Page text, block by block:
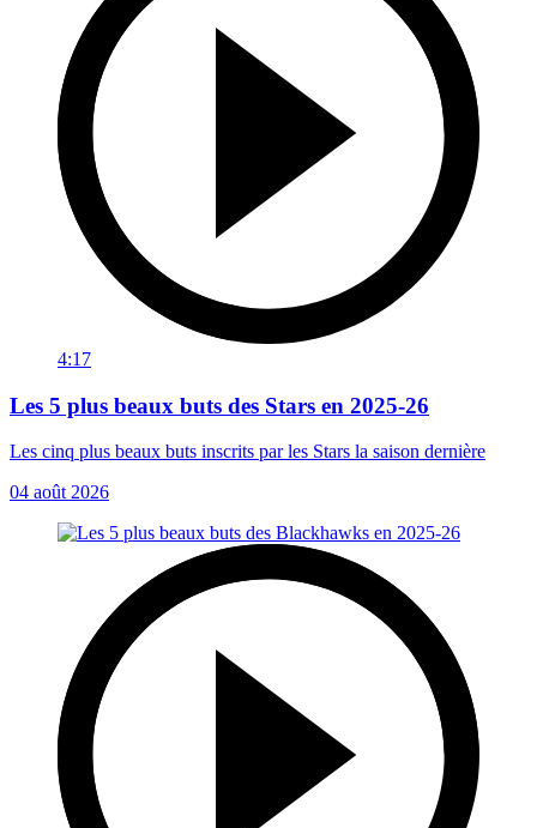
4:17
Les 5 plus beaux buts des Stars en 2025-26
Les cinq plus beaux buts inscrits par les Stars la saison dernière
04 août 2026